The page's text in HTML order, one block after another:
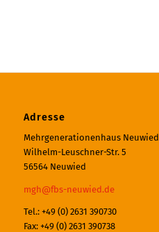
Adresse
Mehrgenerationenhaus Neuwied
Wilhelm-Leuschner-Str. 5
56564 Neuwied
mgh@fbs-neuwied.de
Tel.: +49 (0) 2631 390730
Fax: +49 (0) 2631 390738